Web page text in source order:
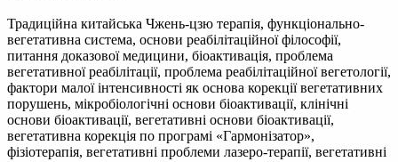
Традиційна китайська Чжень-цзю терапія, функціонально-
вегетативна система, основи реабілітаційної філософії,
питання доказової медицини, біоактивація, проблема
вегетативної реабілітації, проблема реабілітаційної вегетології,
фактори малої інтенсивності як основа корекції вегетативних
порушень, мікробіологічні основи біоактивації, клінічні
основи біоактивації, вегетативні основи біоактивації,
вегетативна корекція по програмі «Гармонізатор»,
фізіотерапія, вегетативні проблеми лазеро-терапії, вегетативні